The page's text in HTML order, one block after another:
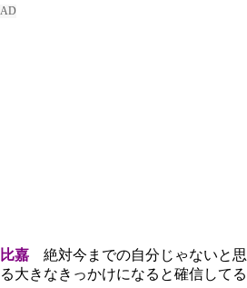
比嘉 絶対今までの自分じゃないと
る大きなきっかけになると確信してる